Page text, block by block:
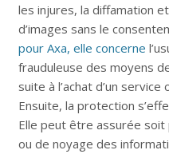
les injures, la diffamation
d’images sans le
pour Axa, elle concerne
frauduleuse des moyens
suite à l’achat d’un service
Ensuite, la protection
Elle peut être assurée
ou de noyage des